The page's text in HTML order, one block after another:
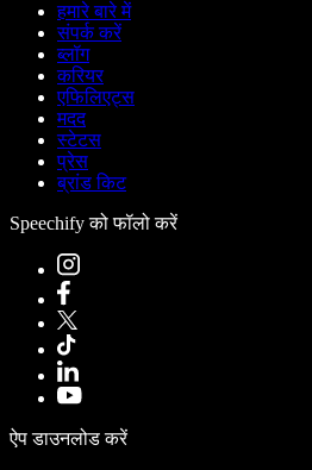
हमारे बारे में
संपर्क करें
ब्लॉग
करियर
एफिलिएट्स
मदद
स्टेटस
प्रेस
ब्रांड किट
Speechify को फॉलो करें
ऐप डाउनलोड करें